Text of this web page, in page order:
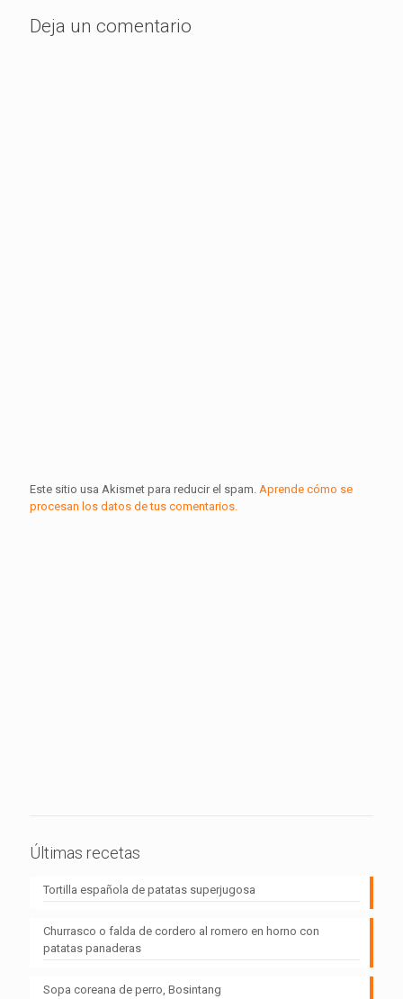
Deja un comentario
Este sitio usa Akismet para reducir el spam. Aprende cómo se
procesan los datos de tus comentarios.
Últimas recetas
Tortilla española de patatas superjugosa
Churrasco o falda de cordero al romero en horno con
patatas panaderas
Sopa coreana de perro, Bosintang